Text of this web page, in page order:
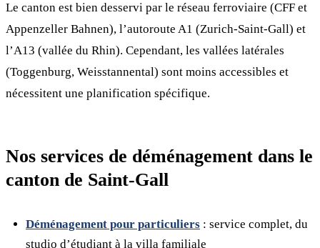
Le canton est bien desservi par le réseau ferroviaire (CFF et
Appenzeller Bahnen), l’autoroute A1 (Zurich-Saint-Gall) et
l’A13 (vallée du Rhin). Cependant, les vallées latérales
(Toggenburg, Weisstannental) sont moins accessibles et
nécessitent une planification spécifique.
Nos services de déménagement dans le
canton de Saint-Gall
Déménagement pour particuliers : service complet, du
studio d’étudiant à la villa familiale